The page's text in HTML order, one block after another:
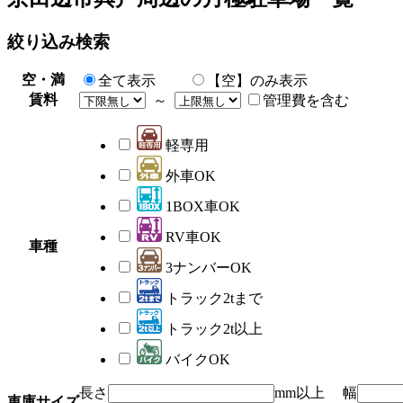
絞り込み検索
空・満 全て表示
【空】のみ表示
賃料
～ 管理費を含む
車種
軽専用
外車OK
1BOX車OK
RV車OK
3ナンバーOK
トラック2tまで
トラック2t以上
バイクOK
長さ mm以上 幅